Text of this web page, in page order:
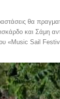
θα
και Σάμη
«Music Sail